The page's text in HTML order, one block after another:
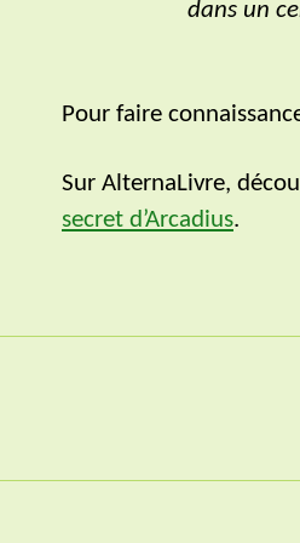
dans un
Pour faire
Sur AlternaLivre,
secret d’Arcadius.